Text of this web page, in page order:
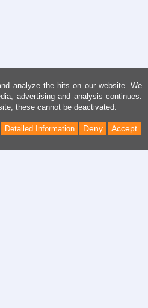
analyze the hits on our website. We
advertising and analysis continues.
these cannot be deactivated.
Accept
Deny
Detailed Information